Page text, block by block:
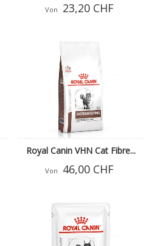
Von 23,20 CHF
Royal Canin VHN Cat Fibre...
Von 46,00 CHF